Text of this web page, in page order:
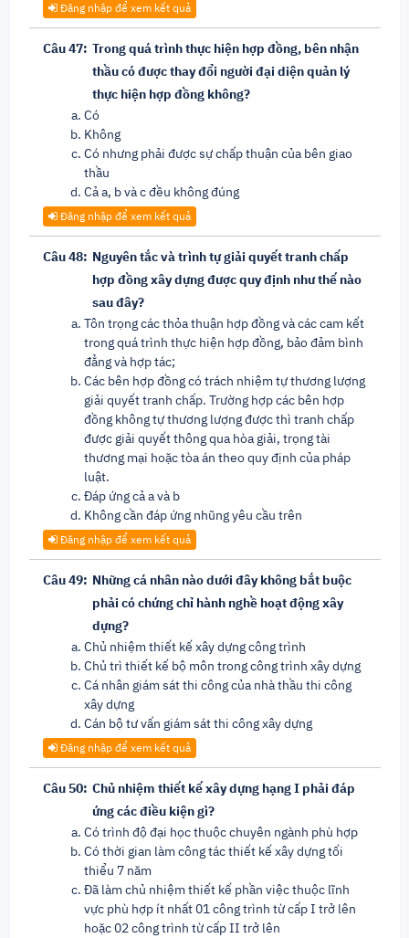
Đăng nhập để xem kết quả
Câu 47: Trong quá trình thực hiện hợp đồng, bên nhận
thầu có được thay đổi người đại diện quản lý
thực hiện hợp đồng không?
Có
Không
Có nhưng phải được sự chấp thuận của bên giao
thầu
Cả a, b và c đều không đúng
Đăng nhập để xem kết quả
Câu 48: Nguyên tắc và trình tự giải quyết tranh chấp
hợp đồng xây dựng được quy định như thế nào
sau đây?
Tôn trọng các thỏa thuận hợp đồng và các cam kết
trong quá trình thực hiện hợp đồng, bảo đảm bình
đẳng và hợp tác;
Các bên hợp đồng có trách nhiệm tự thương lượng
giải quyết tranh chấp. Trường hợp các bên hợp
đồng không tự thương lượng được thì tranh chấp
được giải quyết thông qua hòa giải, trọng tài
thương mại hoặc tòa án theo quy định của pháp
luật.
Đáp ứng cả a và b
Không cần đáp ứng nhũng yêu cầu trên
Đăng nhập để xem kết quả
Câu 49: Những cá nhân nào dưới đây không bắt buộc
phải có chứng chỉ hành nghề hoạt động xây
dựng?
Chủ nhiệm thiết kế xây dựng công trình
Chủ trì thiết kế bộ môn trong công trình xây dựng
Cá nhân giám sát thi công của nhà thầu thi công
xây dựng
Cán bộ tư vấn giám sát thi công xây dựng
Đăng nhập để xem kết quả
Câu 50: Chủ nhiệm thiết kế xây dựng hạng I phải đáp
ứng các điều kiện gì?
Có trình độ đại học thuộc chuyên ngành phù hợp
Có thời gian làm công tác thiết kế xây dựng tối
thiểu 7 năm
Đã làm chủ nhiệm thiết kế phần việc thuộc lĩnh
vực phù hợp ít nhất 01 công trình từ cấp I trở lên
hoặc 02 công trình từ cấp II trở lên